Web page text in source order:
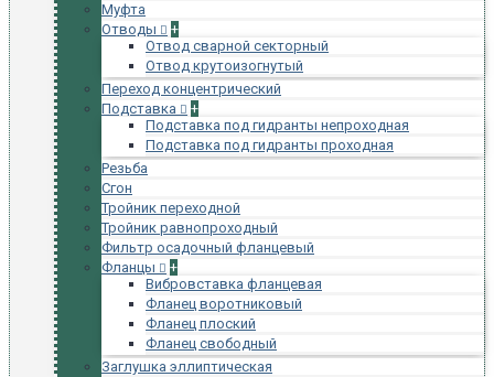
Муфта
Отводы
+
Отвод сварной секторный
Отвод крутоизогнутый
Переход концентрический
Подставка
+
Подставка под гидранты непроходная
Подставка под гидранты проходная
Резьба
Сгон
Тройник переходной
Тройник равнопроходный
Фильтр осадочный фланцевый
Фланцы
+
Вибровставка фланцевая
Фланец воротниковый
Фланец плоский
Фланец свободный
Заглушка эллиптическая